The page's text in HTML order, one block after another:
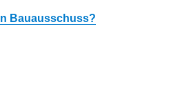
Bauausschuss?